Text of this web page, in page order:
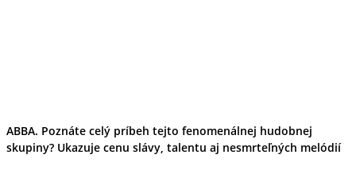
ABBA. Poznáte celý príbeh tejto fenomenálnej hudobnej
skupiny? Ukazuje cenu slávy, talentu aj nesmrteľných melódií